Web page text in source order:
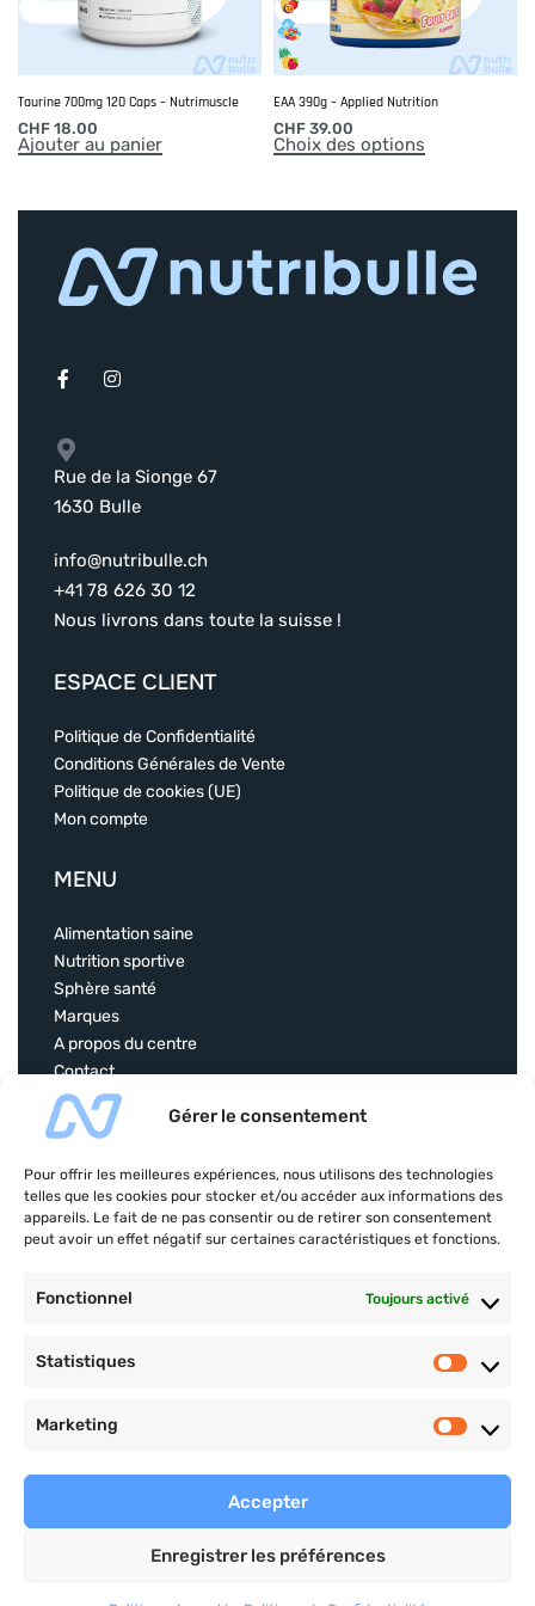
Gérer le consentement
Pour offrir les meilleures expériences, nous utilisons des technologies
telles que les cookies pour stocker et/ou accéder aux informations des
appareils. Le fait de ne pas consentir ou de retirer son consentement
peut avoir un effet négatif sur certaines caractéristiques et fonctions.
Fonctionnel Toujours activé
Statistiques
Marketing
Accepter
Enregistrer les préférences
principal.
Ne convient pas aux enfants, ni aux femmes enceintes.
Ne pas dépasser la recommandation journalière
760 mg, dont DHA 380 mg.)
Huile de poissons sauvages des mers froides EPAX®
d’enrobage : capsule molle transparente (gélatine de bœuf,
humectant : glycérine, eau)
Les indications concernant la composition de nos produits
sont continuellement actualisées. Merci de noter que
seules les indications inscrites sur l’emballage font autorité.
Taurine 700mg 120 Caps – Nutrimuscle
CHF 18.00
Ajouter au panier
EAA 390g – Applied Nutrition
CHF 39.00
Choix des options
Rue de la Sionge 67
1630 Bulle
info@nutribulle.ch
+41 78 626 30 12
Nous livrons dans toute la suisse !
ESPACE CLIENT
Politique de Confidentialité
Conditions Générales de Vente
Politique de cookies (UE)
Mon compte
MENU
Alimentation saine
Nutrition sportive
Sphère santé
Marques
A propos du centre
Contact
COACHING PRO
Plan nutrition et d’entrainement, objectifs
personnalisés, suivi pro et cours privés.